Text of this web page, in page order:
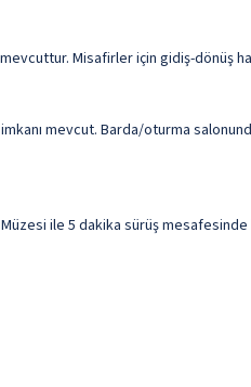
Misafirler için gidiş-dönüş
mevcut. Barda/oturma
ile 5 dakika sürüş